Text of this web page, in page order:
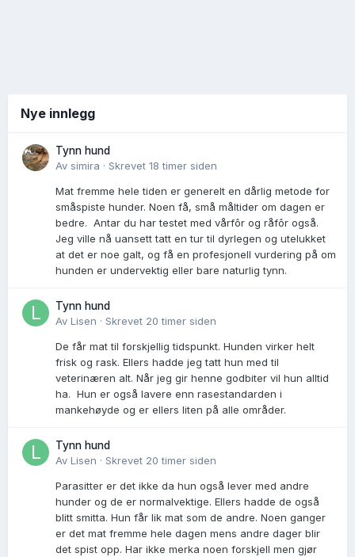
Nye innlegg
Tynn hund
Av simira · Skrevet 18 timer siden
Mat fremme hele tiden er generelt en dårlig metode for
småspiste hunder. Noen få, små måltider om dagen er
bedre. Antar du har testet med vårfôr og råfôr også.
Jeg ville nå uansett tatt en tur til dyrlegen og utelukket
at det er noe galt, og få en profesjonell vurdering på om
hunden er undervektig eller bare naturlig tynn.
Tynn hund
Av Lisen · Skrevet 20 timer siden
De får mat til forskjellig tidspunkt. Hunden virker helt
frisk og rask. Ellers hadde jeg tatt hun med til
veterinæren alt. Når jeg gir henne godbiter vil hun alltid
ha. Hun er også lavere enn rasestandarden i
mankehøyde og er ellers liten på alle områder.
Tynn hund
Av Lisen · Skrevet 20 timer siden
Parasitter er det ikke da hun også lever med andre
hunder og de er normalvektige. Ellers hadde de også
blitt smitta. Hun får lik mat som de andre. Noen ganger
er det mat fremme hele dagen mens andre dager blir
det spist opp. Har ikke merka noen forskjell men gjør